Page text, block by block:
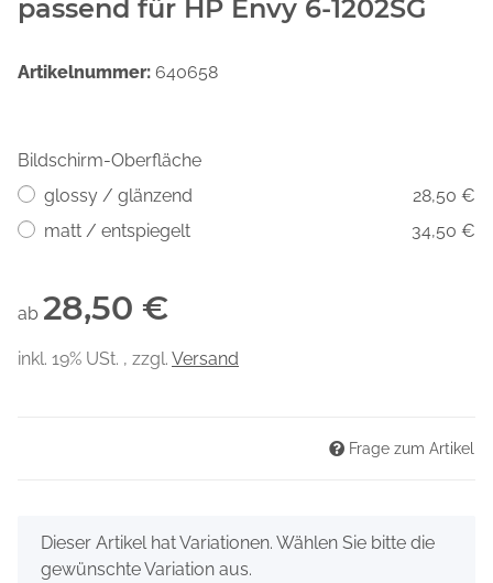
passend für HP Envy 6-1202SG
Artikelnummer: 640658
Bildschirm-Oberfläche
glossy / glänzend
28,50 €
matt / entspiegelt
34,50 €
ab 28,50 €
inkl. 19% USt. , zzgl. Versand
Frage zum Artikel
x
Dieser Artikel hat Variationen. Wählen Sie bitte die
gewünschte Variation aus.